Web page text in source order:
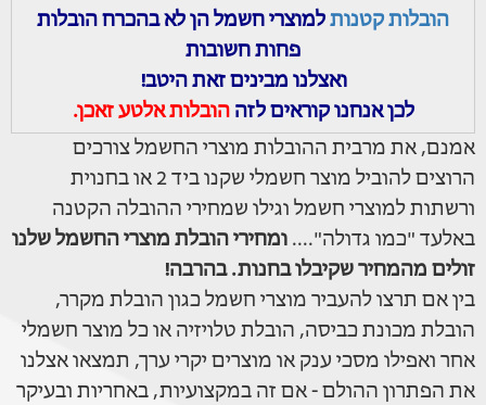
הובלות קטנות למוצרי חשמל הן לא בהכרח הובלות
פחות חשובות
ואצלנו מבינים זאת היטב!
לכן אנחנו קוראים לזההובלות אלטע זאכן.
אמנם, את מרבית ההובלות מוצרי החשמל צורכים
הרוצים להוביל מוצר חשמלי שקנו ביד 2 או בחנוית
ורשתות למוצרי חשמל וגילו שמחירי ההובלה הקטנה
באלעד "כמו גדולה".... ומחירי הובלת מוצרי החשמל שלנו
זולים מהמחיר שקיבלו בחנות. בהרבה!
בין אם תרצו להעביר מוצרי חשמל כגון הובלת מקרר,
הובלת מכונת כביסה, הובלת טלויזיה או כל מוצר חשמלי
אחר ואפילו מסכי ענק או מוצרים יקרי ערך, תמצאו אצלנו
את הפתרון ההולם - אם זה במקצועיות, באחריות ובעיקר